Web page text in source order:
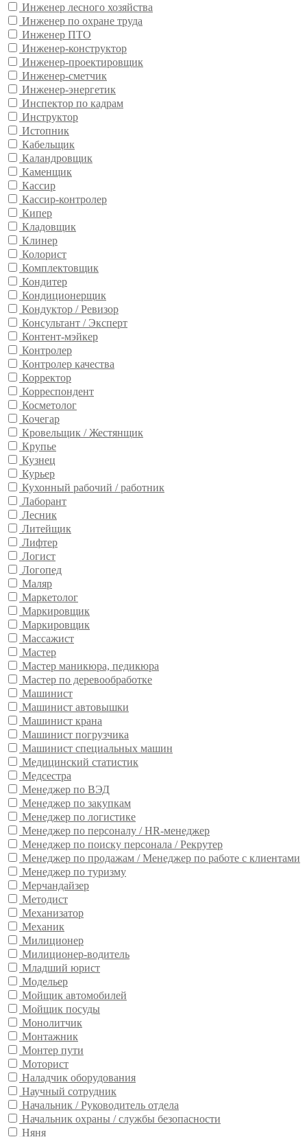
Инженер лесного хозяйства
Инженер по охране труда
Инженер ПТО
Инженер-конструктор
Инженер-проектировщик
Инженер-сметчик
Инженер-энергетик
Инспектор по кадрам
Инструктор
Истопник
Кабельщик
Каландровщик
Каменщик
Кассир
Кассир-контролер
Кипер
Кладовщик
Клинер
Колорист
Комплектовщик
Кондитер
Кондиционерщик
Кондуктор / Ревизор
Консультант / Эксперт
Контент-мэйкер
Контролер
Контролер качества
Корректор
Корреспондент
Косметолог
Кочегар
Кровельщик / Жестянщик
Крупье
Кузнец
Курьер
Кухонный рабочий / работник
Лаборант
Лесник
Литейщик
Лифтер
Логист
Логопед
Маляр
Маркетолог
Маркировщик
Маркировщик
Массажист
Мастер
Мастер маникюра, педикюра
Мастер по деревообработке
Машинист
Машинист автовышки
Машинист крана
Машинист погрузчика
Машинист специальных машин
Медицинский статистик
Медсестра
Менеджер по ВЭД
Менеджер по закупкам
Менеджер по логистике
Менеджер по персоналу / HR-менеджер
Менеджер по поиску персонала / Рекрутер
Менеджер по продажам / Менеджер по работе с клиентами
Менеджер по туризму
Мерчандайзер
Методист
Механизатор
Механик
Милиционер
Милиционер-водитель
Младший юрист
Модельер
Мойщик автомобилей
Мойщик посуды
Монолитчик
Монтажник
Монтер пути
Моторист
Наладчик оборудования
Научный сотрудник
Начальник / Руководитель отдела
Начальник охраны / службы безопасности
Няня